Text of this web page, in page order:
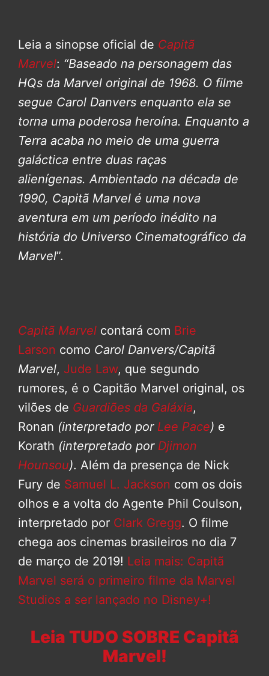
Leia a sinopse oficial de Capitã
Marvel: “Baseado na personagem das
HQs da Marvel original de 1968. O filme
segue Carol Danvers enquanto ela se
torna uma poderosa heroína. Enquanto a
Terra acaba no meio de uma guerra
galáctica entre duas raças
alienígenas. Ambientado na década de
1990, Capitã Marvel é uma nova
aventura em um período inédito na
história do Universo Cinematográfico da
Marvel”.
Capitã Marvel contará com Brie
Larson como Carol Danvers/Capitã
Marvel, Jude Law, que segundo
rumores, é o Capitão Marvel original, os
vilões de Guardiões da Galáxia,
Ronan (interpretado por Lee Pace) e
Korath (interpretado por Djimon
Hounsou). Além da presença de Nick
Fury de Samuel L. Jackson com os dois
olhos e a volta do Agente Phil Coulson,
interpretado por Clark Gregg. O filme
chega aos cinemas brasileiros no dia 7
de março de 2019! Leia mais: Capitã
Marvel será o primeiro filme da Marvel
Studios a ser lançado no Disney+!
Leia TUDO SOBRE Capitã
Marvel!